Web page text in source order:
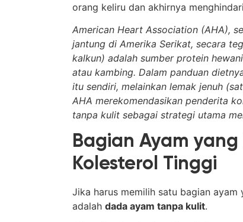
orang keliru dan akhirnya
American Heart Association (AHA),
jantung di Amerika Serikat, secara
kalkun) adalah sumber protein
atau kambing. Dalam panduan
itu sendiri, melainkan lemak jenuh
AHA merekomendasikan penderita
tanpa kulit sebagai strategi utama
Bagian Ayam
Kolesterol Tinggi
Jika harus memilih satu bagian
adalah dada ayam tanpa kulit.